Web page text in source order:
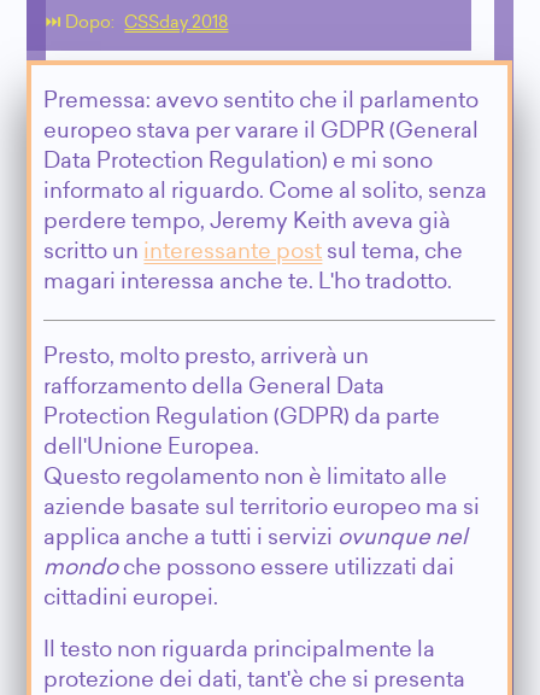
⏭️ Dopo:
CSSday 2018
Premessa: avevo sentito che il parlamento
europeo stava per varare il GDPR (General
Data Protection Regulation) e mi sono
informato al riguardo. Come al solito, senza
perdere tempo, Jeremy Keith aveva già
scritto un interessante post sul tema, che
magari interessa anche te. L'ho tradotto.
Presto, molto presto, arriverà un
rafforzamento della General Data
Protection Regulation (GDPR) da parte
dell'Unione Europea.
Questo regolamento non è limitato alle
aziende basate sul territorio europeo ma si
applica anche a tutti i servizi ovunque nel
mondoche possono essere utilizzati dai
cittadini europei.
Il testo non riguarda principalmente la
protezione dei dati, tant'è che si presenta